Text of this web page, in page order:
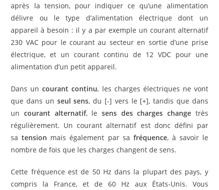
après la tension, pour indiquer ce qu’une alimentation
délivre ou le type d’alimentation électrique dont un
appareil à besoin : il y a par exemple un courant alternatif
230 VAC pour le courant au secteur en sortie d’une prise
électrique, et un courant continu de 12 VDC pour une
alimentation d’un petit appareil.
Dans un courant continu, les charges électriques ne vont
que dans un seul sens, du [-] vers le [+], tandis que dans
uncourant alternatif, lesens des charges changetrès
régulièrement. Un courant alternatif est donc défini par
satension mais également par sa fréquence, à savoir le
nombre de fois que les charges changent de sens.
Cette fréquence est de 50 Hz dans la plupart des pays, y
compris la France, et de 60 Hz aux États-Unis. Vous